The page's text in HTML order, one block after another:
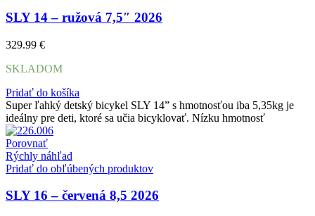
SLY 14 – ružová 7,5″ 2026
329.99 €
SKLADOM
Pridať do košíka
Super ľahký detský bicykel SLY 14” s hmotnosťou iba 5,35kg je
ideálny pre deti, ktoré sa učia bicyklovať. Nízku hmotnosť
Porovnať
Rýchly náhľad
Pridať do obľúbených produktov
SLY 16 – červená 8,5 2026